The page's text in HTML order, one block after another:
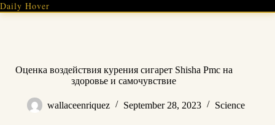
Skip
to
Daily Hover
Оценка воздействия курения сигарет Shisha Pmc на
здоровье и самочувствие
wallaceenriquez September 28, 2023 Science